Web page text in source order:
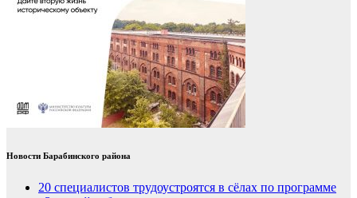
Новости Барабинского района
20 специалистов трудоустроятся в сёлах по программе